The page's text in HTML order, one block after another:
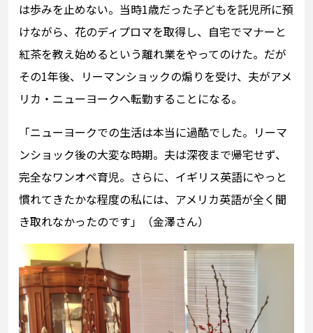
は歩みを止めない。当時1歳だった子どもを託児所に預
けながら、花のディプロマを取得し、自宅でマナーと
紅茶を教え始めるという離れ業をやってのけた。だが
その1年後、リーマンショックの煽りを受け、夫がアメ
リカ・ニューヨークへ転勤することになる。
「ニューヨークでの生活は本当に過酷でした。リーマ
ンショック後の大変な時期。夫は深夜まで帰宅せず、
完全なワンオペ育児。さらに、イギリス英語にやっと
慣れてきたかな程度の私には、アメリカ英語が全く聞
き取れなかったのです」（金澤さん）